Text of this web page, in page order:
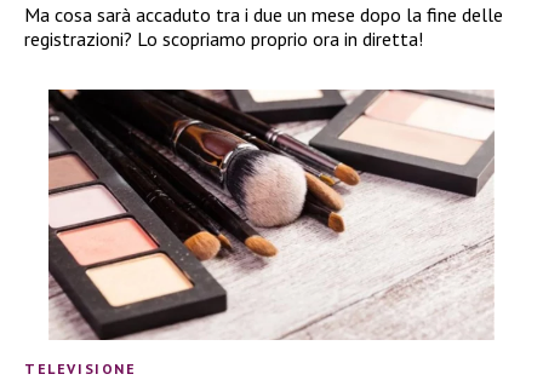
Ma cosa sarà accaduto tra i due un mese dopo la fine delle
registrazioni? Lo scopriamo proprio ora in diretta!
TELEVISIONE